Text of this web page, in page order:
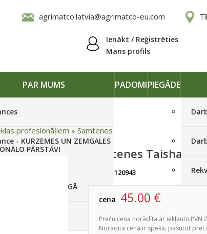
agrimatco.latvia@agrimatco-eu.com
Ienākt / Reģistrēties
Mans profils
PAR MUMS
- KURZEMES UN ZEMGALES
PĀRSTĀVI
VEIKALĀ RĪGĀ
PADOMIPIEGĀDE
profesionāļiem » Samtenes
Samtenes Taishan
artikuls:120943
cena 45.00 €
Preču cena norādīta ar iekļautu PVN
Norādītā cena ir spēkā, pasūtot